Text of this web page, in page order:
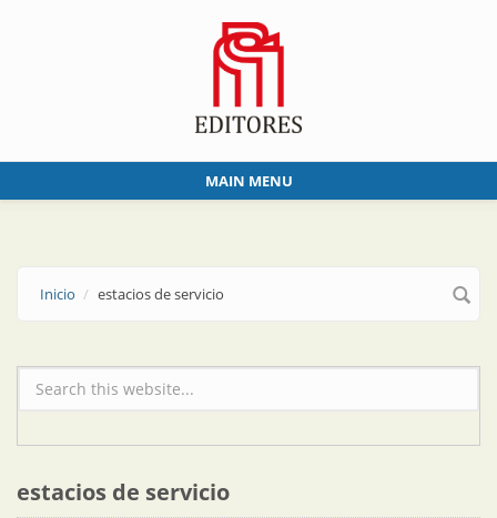
MAIN MENU
Inicio estacios de servicio
Formulario de búsqueda
estacios de servicio